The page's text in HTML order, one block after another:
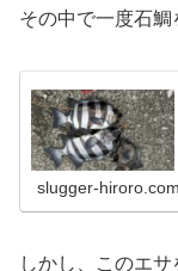
その中で一度石鯛
slugger-hiroro.com
しかし、このエ